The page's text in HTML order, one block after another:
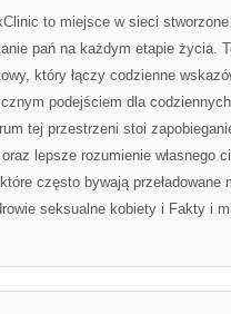
to miejsce w sieci
pań na każdym etapie życia.
który łączy codzienne
podejściem dla
tej przestrzeni stoi
lepsze rozumienie własnego
często bywają przeładowane
seksualne kobiety i Fakty i